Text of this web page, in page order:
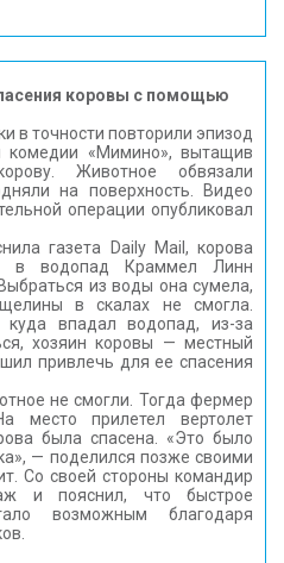
коровы с помощью
в точности повторили эпизод
комедии «Мимино», вытащив
Животное обвязали
на поверхность. Видео
операции опубликовал
газета Daily Mail, корова
в водопад Краммел Линн
из воды она сумела,
в скалах не смогла.
впадал водопад, из-за
хозяин коровы — местный
привлечь для ее спасения
не смогли. Тогда фермер
место прилетел вертолет
была спасена. «Это было
— поделился позже своими
Со своей стороны командир
и пояснил, что быстрое
возможным благодаря